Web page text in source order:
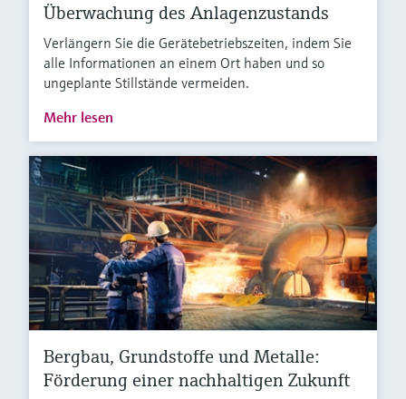
Überwachung des Anlagenzustands
Verlängern Sie die Gerätebetriebszeiten, indem Sie
alle Informationen an einem Ort haben und so
ungeplante Stillstände vermeiden.
Mehr lesen
Bergbau, Grundstoffe und Metalle:
Förderung einer nachhaltigen Zukunft